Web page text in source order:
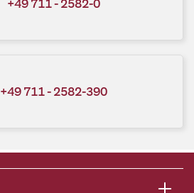
+49 711 - 2582-390